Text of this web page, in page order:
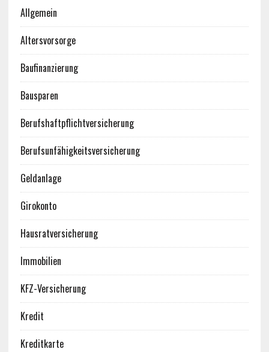
Allgemein
Altersvorsorge
Baufinanzierung
Bausparen
Berufshaftpflichtversicherung
Berufsunfähigkeitsversicherung
Geldanlage
Girokonto
Hausratversicherung
Immobilien
KFZ-Versicherung
Kredit
Kreditkarte